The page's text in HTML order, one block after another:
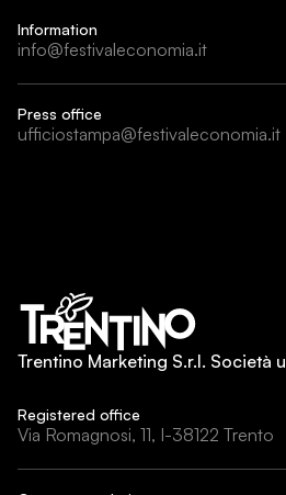
Information
info@festivaleconomia.it
Press office
ufficiostampa@festivaleconomia.it
Trentino Marketing S.r.l. Società
Registered office
Via Romagnosi, 11, I-38122 Trento